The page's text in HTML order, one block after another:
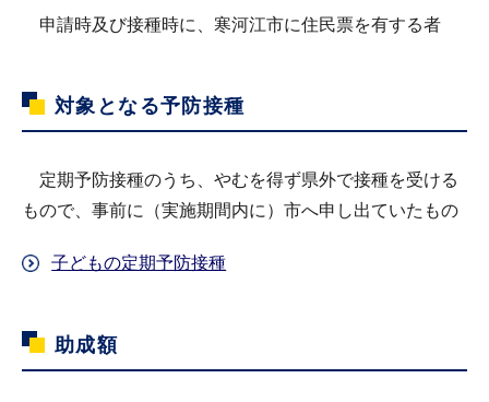
申請時及び接種時に、寒河江市に住民票を有する者
対象となる予防接種
定期予防接種のうち、やむを得ず県外で接種を受ける
もので、事前に（実施期間内に）市へ申し出ていたもの
子どもの定期予防接種
助成額